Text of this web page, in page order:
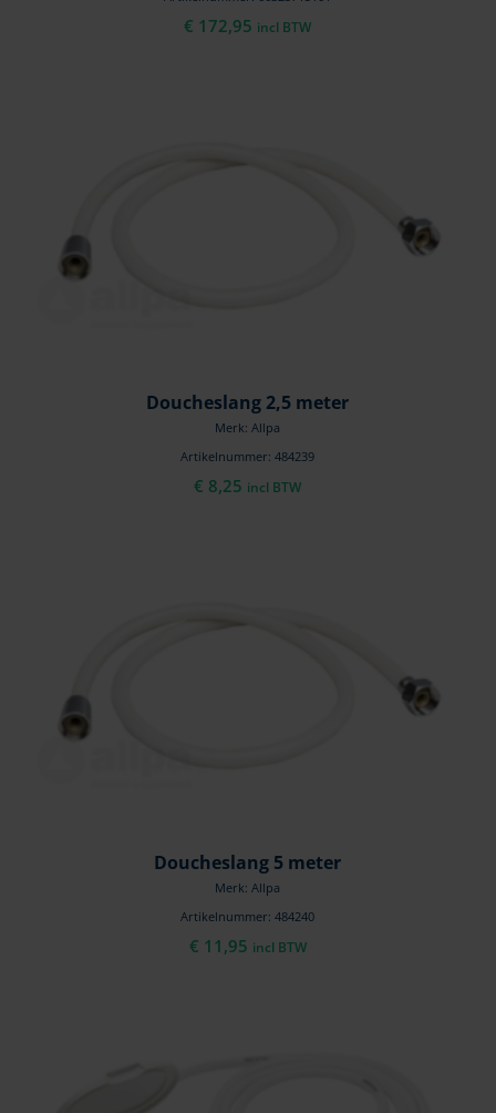
€ 172,95 incl BTW
Doucheslang 2,5 meter
Merk: Allpa
Artikelnummer: 484239
€ 8,25 incl BTW
Doucheslang 5 meter
Merk: Allpa
Artikelnummer: 484240
€ 11,95 incl BTW